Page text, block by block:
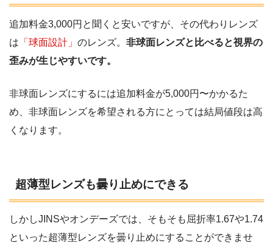
追加料金3,000円と聞くと安いですが、その代わりレンズ
は 「球面設計」 のレンズ。 非球面レンズと比べると視界の
歪みが生じやすいです。
非球面レンズにするには追加料金が5,000円〜かかるた
め、非球面レンズを希望される方にとっては結局値段は高
くなります。
超薄型レンズも曇り止めにできる
しかしJINSやオンデーズでは、そもそも屈折率1.67や1.74
といった超薄型レンズを曇り止めにすることができませ